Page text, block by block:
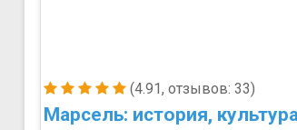
(4.91, отзывов: 33)
Марсель: история,